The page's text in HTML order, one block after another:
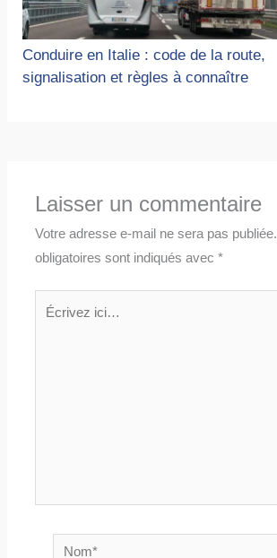
Conduire en Italie : code de la route,
signalisation et règles à connaître
Laisser un commentaire
Votre adresse e-mail ne sera pas publiée.
obligatoires sont indiqués avec*
Nom*